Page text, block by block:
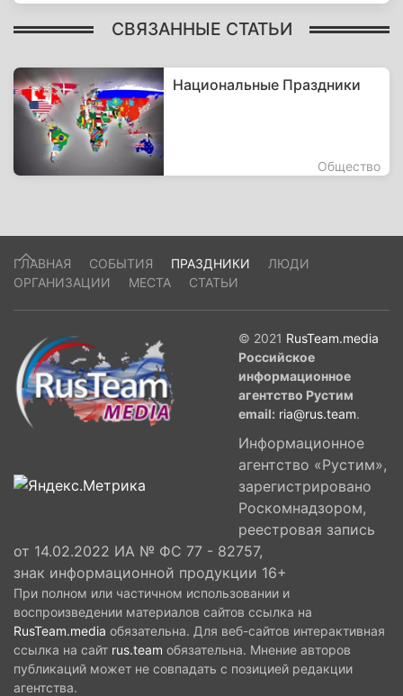
СВЯЗАННЫЕ СТАТЬИ
Национальные Праздники
Общество
ГЛАВНАЯ СОБЫТИЯ ПРАЗДНИКИ
ЛЮДИ
ОРГАНИЗАЦИИ
МЕСТА СТАТЬИ
© 2021 RusTeam.media
Российское
информационное
агентство Рустим
email: ria@rus.team.
Информационное
агентство «Рустим»,
зарегистрировано
Роскомнадзором,
реестровая запись
от 14.02.2022 ИА № ФС 77 - 82757,
знак информационной продукции 16+
При полном или частичном использовании и
воспроизведении материалов сайтов ссылка на
RusTeam.media обязательна. Для веб-сайтов интерактивная
ссылка на сайт rus.team обязательна. Мнение авторов
публикаций может не совпадать с позицией редакции
агентства.